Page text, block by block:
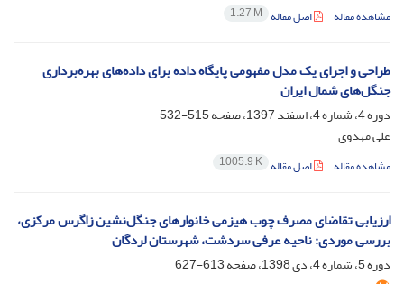
مشاهده مقاله اصل مقاله 1.27 M
طراحی و اجرای یک مدل مفهومی پایگاه داده برای داده‌های بهره‌برداری
جنگل‌های شمال ایران
دوره 4، شماره 4، اسفند 1397، صفحه
515-532
علی مهدوی
مشاهده مقاله اصل مقاله 1005.9 K
ارزیابی تقاضای مصرف چوب هیزمی خانوارهای جنگل‌نشین زاگرس مرکزی،
بررسی موردی: ناحیه عرفی سردشت، شهرستان لردگان‌
دوره 5، شماره 4، دی 1398، صفحه
613-627